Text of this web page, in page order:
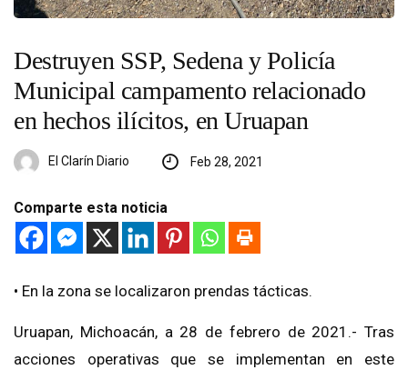
Destruyen SSP, Sedena y Policía
Municipal campamento relacionado
en hechos ilícitos, en Uruapan
El Clarín Diario Feb 28, 2021
Comparte esta noticia
• En la zona se localizaron prendas tácticas.
Uruapan, Michoacán, a 28 de febrero de 2021.- Tras
acciones operativas que se implementan en este